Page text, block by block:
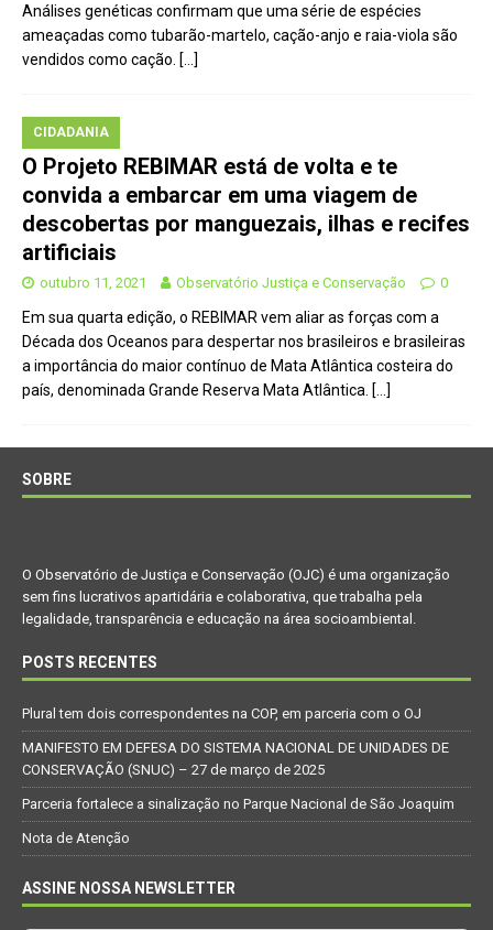
Análises genéticas confirmam que uma série de espécies
ameaçadas como tubarão-martelo, cação-anjo e raia-viola são
vendidos como cação. […]
CIDADANIA
O Projeto REBIMAR está de volta e te
convida a embarcar em uma viagem de
descobertas por manguezais, ilhas e recifes
artificiais
outubro 11, 2021 Observatório Justiça e Conservação 0
Em sua quarta edição, o REBIMAR vem aliar as forças com a
Década dos Oceanos para despertar nos brasileiros e brasileiras
a importância do maior contínuo de Mata Atlântica costeira do
país, denominada Grande Reserva Mata Atlântica. […]
SOBRE
O Observatório de Justiça e Conservação (OJC) é uma organização
sem fins lucrativos apartidária e colaborativa, que trabalha pela
legalidade, transparência e educação na área socioambiental.
POSTS RECENTES
Plural tem dois correspondentes na COP, em parceria com o OJ
MANIFESTO EM DEFESA DO SISTEMA NACIONAL DE UNIDADES DE
CONSERVAÇÃO (SNUC) – 27 de março de 2025
Parceria fortalece a sinalização no Parque Nacional de São Joaquim
Nota de Atenção
ASSINE NOSSA NEWSLETTER